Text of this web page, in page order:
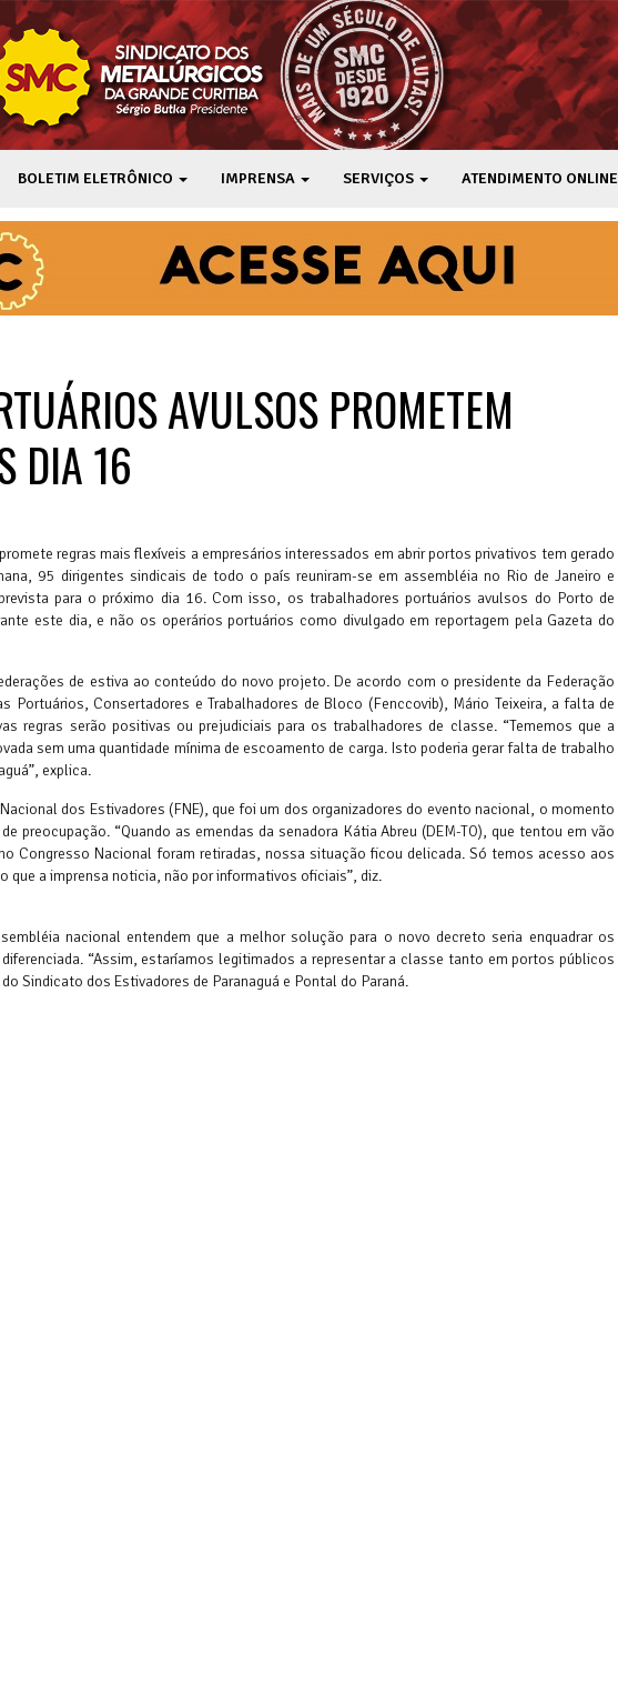
BOLETIM ELETRÔNICO IMPRENSA SERVIÇOS ATENDIMENTO ONLINE
AVULSOS PROMETEM
DIA 16
regras mais flexíveis a empresários interessados em abrir portos privativos tem gerado
95 dirigentes sindicais de todo o país reuniram-se em assembléia no Rio de Janeiro e
para o próximo dia 16. Com isso, os trabalhadores portuários avulsos do Porto de
este dia, e não os operários portuários como divulgado em reportagem pela Gazeta do
de estiva ao conteúdo do novo projeto. De acordo com o presidente da Federação
Portuários, Consertadores e Trabalhadores de Bloco (Fenccovib), Mário Teixeira, a falta de
regras serão positivas ou prejudiciais para os trabalhadores de classe. “Tememos que a
sem uma quantidade mínima de escoamento de carga. Isto poderia gerar falta de trabalho
explica.
dos Estivadores (FNE), que foi um dos organizadores do evento nacional, o momento
preocupação. “Quando as emendas da senadora Kátia Abreu (DEM-TO), que tentou em vão
Congresso Nacional foram retiradas, nossa situação ficou delicada. Só temos acesso aos
a imprensa noticia, não por informativos oficiais”, diz.
nacional entendem que a melhor solução para o novo decreto seria enquadrar os
“Assim, estaríamos legitimados a representar a classe tanto em portos públicos
Sindicato dos Estivadores de Paranaguá e Pontal do Paraná.